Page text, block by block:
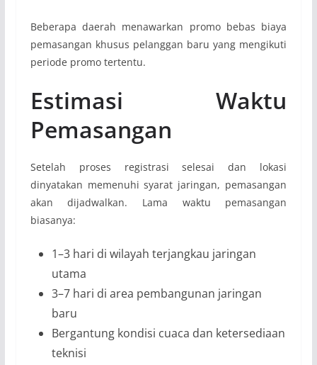
Beberapa daerah menawarkan promo bebas biaya
pemasangan khusus pelanggan baru yang mengikuti
periode promo tertentu.
Estimasi Waktu
Pemasangan
Setelah proses registrasi selesai dan lokasi
dinyatakan memenuhi syarat jaringan, pemasangan
akan dijadwalkan. Lama waktu pemasangan
biasanya:
1–3 hari di wilayah terjangkau jaringan
utama
3–7 hari di area pembangunan jaringan
baru
Bergantung kondisi cuaca dan ketersediaan
teknisi